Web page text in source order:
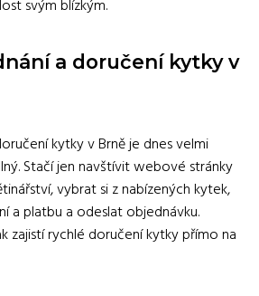
svým blízkým.
a doručení kytky v
kytky v Brně je dnes velmi
Stačí jen navštívit webové stránky
vybrat si z nabízených kytek,
a platbu a odeslat objednávku.
zajistí rychlé doručení kytky přímo na